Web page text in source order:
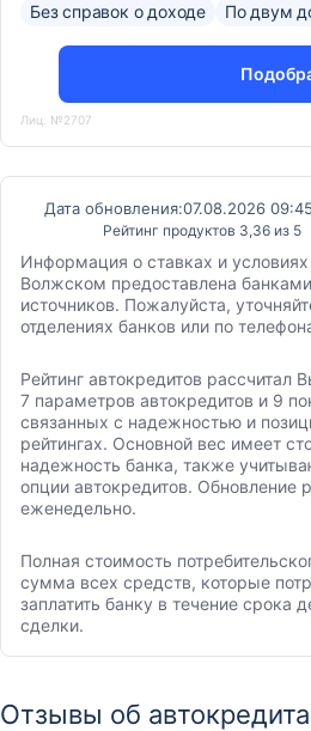
Без справок о доходе По двум
Лиц. №2707
Дата обновления:07.08.2026 09:45
Рейтинг продуктов 3,36 из 5
Информация о ставках и условиях
Волжском предоставлена
источников. Пожалуйста,
отделениях банков или по
Рейтинг автокредитов рассчитал
7 параметров автокредитов и 9
связанных с надежностью и
рейтингах. Основной вес имеет
надежность банка, также
опции автокредитов. Обновление
еженедельно.
Полная стоимость
сумма всех средств, которые
заплатить банку в течение срока
сделки.
Отзывы об